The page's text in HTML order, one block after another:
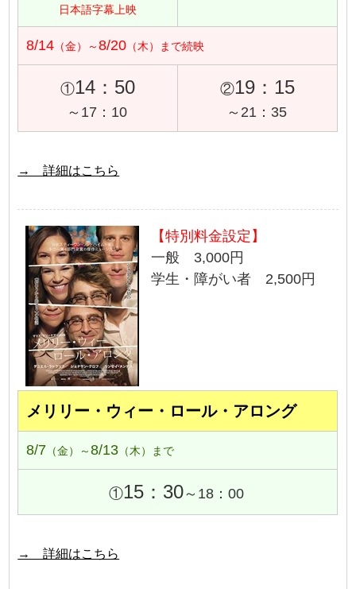
日本語字幕上映
8/14 （金）～8/20 （木）まで続映
①14：50
～17：10
②19：15
～21：35
→ 詳細はこちら
【特別料金設定】
一般 3,000円
学生・障がい者 2,500円
メリリー・ウィー・ロール・アロング
8/7 （金）～8/13 （木）まで
①15：30～18：00
→ 詳細はこちら